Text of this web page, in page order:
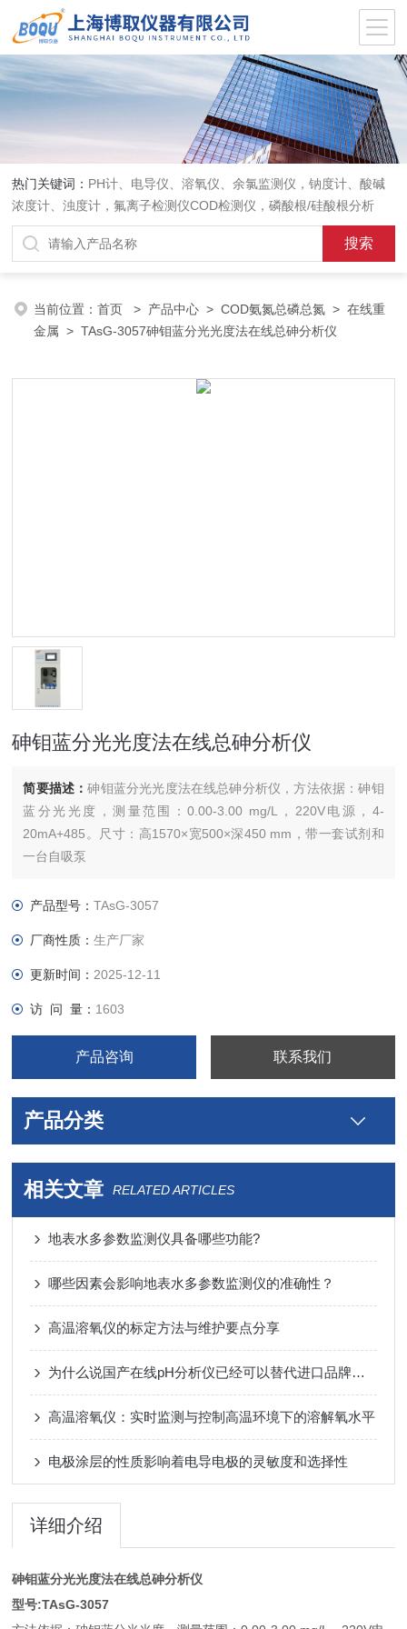
热门关键词： PH计、电导仪、溶氧仪、余氯监测仪，钠度计、酸碱
浓度计、浊度计，氟离子检测仪COD检测仪，磷酸根/硅酸根分析
仪，PH电极、溶氧电极、电导电极
当前位置：首页 > 产品中心 >COD氨氮总磷总氮 >在线重
金属 > TAsG-3057砷钼蓝分光光度法在线总砷分析仪
砷钼蓝分光光度法在线总砷分析仪
简要描述：砷钼蓝分光光度法在线总砷分析仪，方法依据：砷钼
蓝分光光度，测量范围：0.00-3.00 mg/L，220V电源，4-
20mA+485。尺寸：高1570×宽500×深450 mm，带一套试剂和
一台自吸泵
产品型号：TAsG-3057
厂商性质：生产厂家
更新时间： 2025-12-11
访 问 量： 1603
产品咨询 联系我们
产品分类
相关文章 RELATED ARTICLES
地表水多参数监测仪具备哪些功能?
哪些因素会影响地表水多参数监测仪的准确性？
高温溶氧仪的标定方法与维护要点分享
为什么说国产在线pH分析仪已经可以替代进口品牌？深度对比告诉你答案
高温溶氧仪：实时监测与控制高温环境下的溶解氧水平
电极涂层的性质影响着电导电极的灵敏度和选择性
详细介绍
砷钼蓝分光光度法在线总砷分析仪
型号:TAsG-3057